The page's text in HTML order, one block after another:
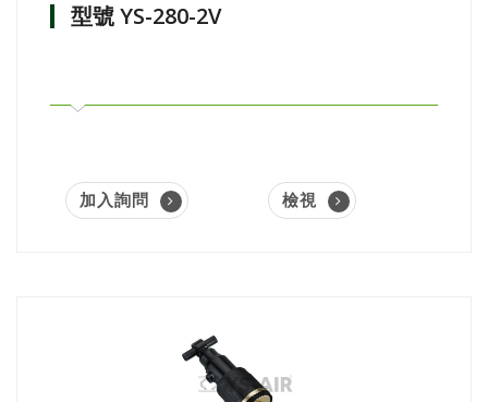
型號 YS-280-2V
加入詢問 檢視